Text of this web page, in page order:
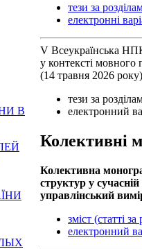
В
тези за
електронні
V Всеукраїнська
у контексті
(14 травня 2026
тези за
електронний
Колективні
Колективна
структур у
управлінський
зміст (статті
електронний